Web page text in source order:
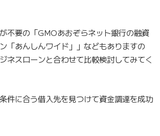
不要の「GMOあおぞらネット銀行の融資
「あんしんワイド」」などもありますの
ネスローンと合わせて比較検討してみてく
件に合う借入先を見つけて資金調達を成功